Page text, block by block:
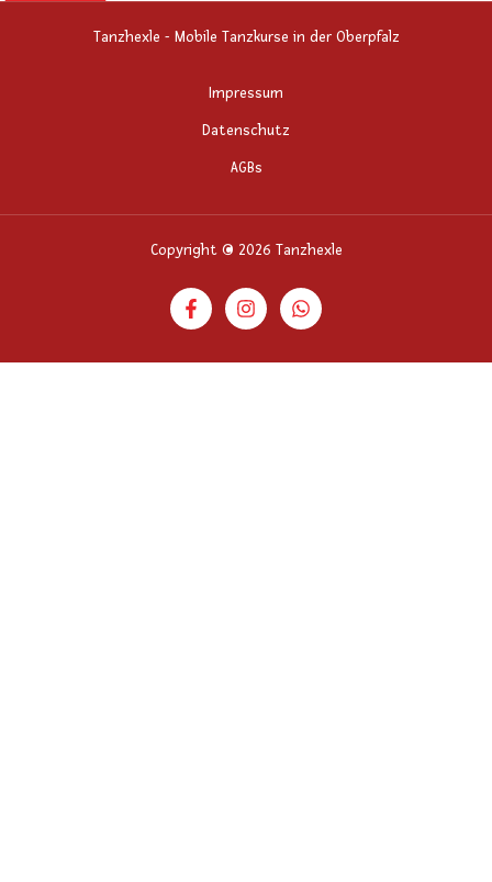
Tanzhexle - Mobile Tanzkurse in der Oberpfalz
Impressum
Datenschutz
AGBs
Copyright © 2026 Tanzhexle